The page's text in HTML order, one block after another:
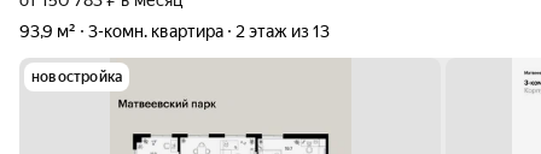
93,9 м²
3-комн. квартира 2 этаж из 13
новостройка